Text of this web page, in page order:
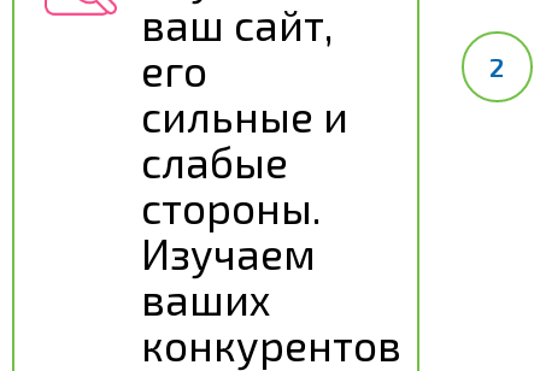
ваш сайт,
его
сильные и
слабые
стороны.
Изучаем
ваших
конкурентов